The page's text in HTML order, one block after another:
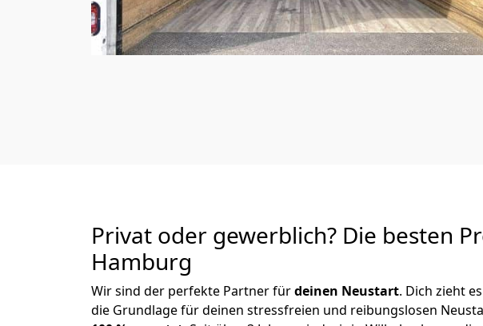
Privat oder gewerblich? Die besten
Hamburg
Wir sind der perfekte Partner fürdeinen Neustart. Dich zieht
die Grundlage für deinen stressfreien und reibungslosen